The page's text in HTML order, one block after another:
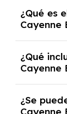
¿Qué es
Cayenne
un
pagas una
coche
¿Qué
Cayenne
seguro a
¿Se
Cayenne